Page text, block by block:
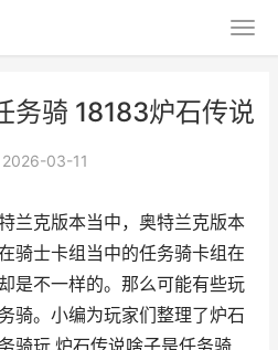
务骑 18183炉石传说
2026-03-11
克版本当中，奥特兰克版本
骑士卡组当中的任务骑卡组在
是不一样的。那么可能有些玩
骑。小编为玩家们整理了炉石